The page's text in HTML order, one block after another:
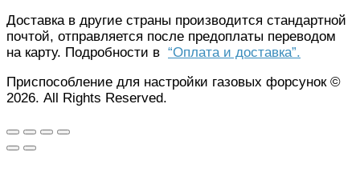
Доставка в другие страны производится стандартной
почтой, отправляется после предоплаты переводом
на карту. Подробности в “Оплата и доставка”.
Приспособление для настройки газовых форсунок ©
2026. All Rights Reserved.